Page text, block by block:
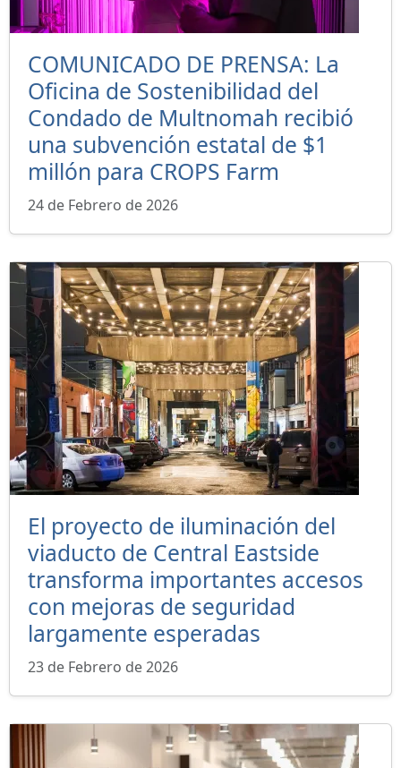
COMUNICADO DE PRENSA: La
Oficina de Sostenibilidad del
Condado de Multnomah recibió
una subvención estatal de $1
millón para CROPS Farm
24 de Febrero de 2026
El proyecto de iluminación del
viaducto de Central Eastside
transforma importantes accesos
con mejoras de seguridad
largamente esperadas
23 de Febrero de 2026